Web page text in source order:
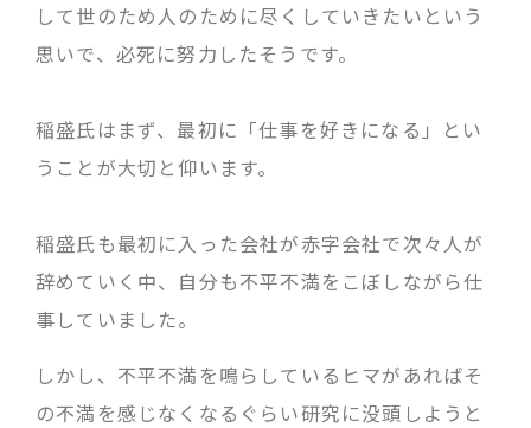
して世のため人のために尽くしていきたいという
思いで、必死に努力したそうです。
稲盛氏はまず、最初に「仕事を好きになる」とい
うことが大切と仰います。
稲盛氏も最初に入った会社が赤字会社で次々人が
辞めていく中、自分も不平不満をこぼしながら仕
事していました。
しかし、不平不満を鳴らしているヒマがあればそ
の不満を感じなくなるぐらい研究に没頭しようと